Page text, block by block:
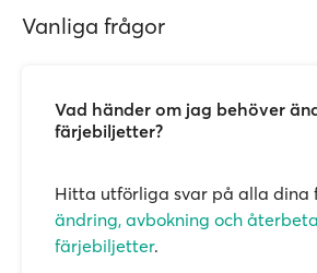
Vanliga frågor
Vad händer om jag behöver
färjebiljetter?
Hitta utförliga svar på alla dina
ändring, avbokning och
färjebiljetter.